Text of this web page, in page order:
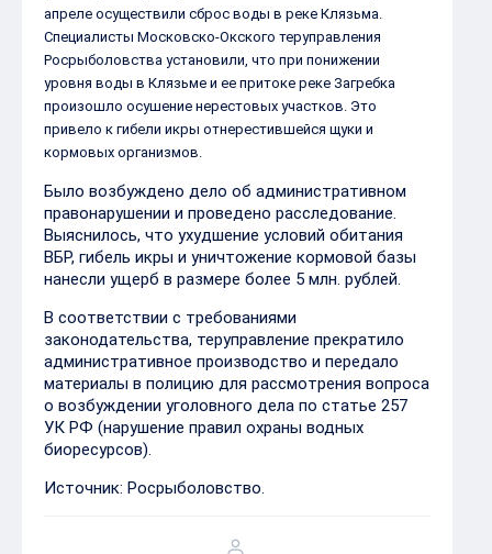
апреле осуществили сброс воды в реке Клязьма.
Специалисты Московско-Окского теруправления
Росрыболовства установили, что при понижении
уровня воды в Клязьме и ее притоке реке Загребка
произошло осушение нерестовых участков. Это
привело к гибели икры отнерестившейся щуки и
кормовых организмов.
Было возбуждено дело об административном
правонарушении и проведено расследование.
Выяснилось, что ухудшение условий обитания
ВБР, гибель икры и уничтожение кормовой базы
нанесли ущерб в размере более 5 млн. рублей.
В соответствии с требованиями
законодательства, теруправление прекратило
административное производство и передало
материалы в полицию для рассмотрения вопроса
о возбуждении уголовного дела по статье 257
УК РФ (нарушение правил охраны водных
биоресурсов).
Источник: Росрыболовство.